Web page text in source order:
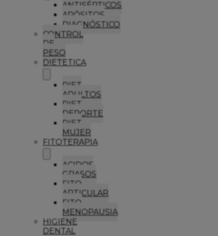
ANTISÉPTICOS
APÓSITOS
DIAGNÓSTICO
CONTROL
DE
PESO
DIETETICA
DIET
ADULTOS
DIET
DEPORTE
DIET
MUJER
FITOTERAPIA
ACIDOS
GRASOS
FITO
ARTICULAR
FITO
MENOPAUSIA
HIGIENE
DENTAL